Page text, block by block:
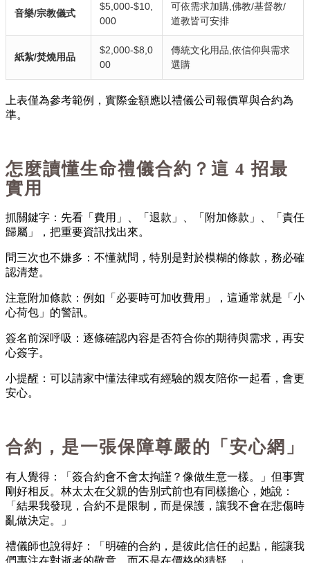
音樂/宗教儀式
$5,000-$10,
000
可依需求加購,佛教/基督教/
道教皆可安排
紙紮/焚燒用品
$2,000-$8,0
00
傳統文化用品,依信仰與需求
選購
上表僅為參考範例，實際金額應以禮儀公司報價單與合約為
準。
怎麼讀懂生命禮儀合約？這 4招最
實用
抓關鍵字 ：先看「費用」、「退款」、「附加條款」、「責任
歸屬」，把重要資訊找出來。
問三次也不嫌多 ：不懂就問，特別是對於模糊的條款，務必確
認清楚。
注意附加條款 ：例如「必要時可加收費用」，這通常就是「小
心荷包」的警訊。
簽名前深呼吸 ：逐條確認內容是否符合你的期待與需求，再安
心簽字。
小提醒：可以請家中懂法律或有經驗的親友陪你一起看，會更
安心。
合約，是一張保障尊嚴的「安心網」
有人覺得：「簽合約會不會太拘謹？像做生意一樣。」但事實
剛好相反。 林太太在父親的告別式前也有同樣擔心，她說：
「結果我發現，合約不是限制，而是保護，讓我不會在悲傷時
亂做決定。」
禮儀師也說得好：「明確的合約，是彼此信任的起點，能讓我
們專注在對逝者的敬意，而不是在價格的猜疑。」